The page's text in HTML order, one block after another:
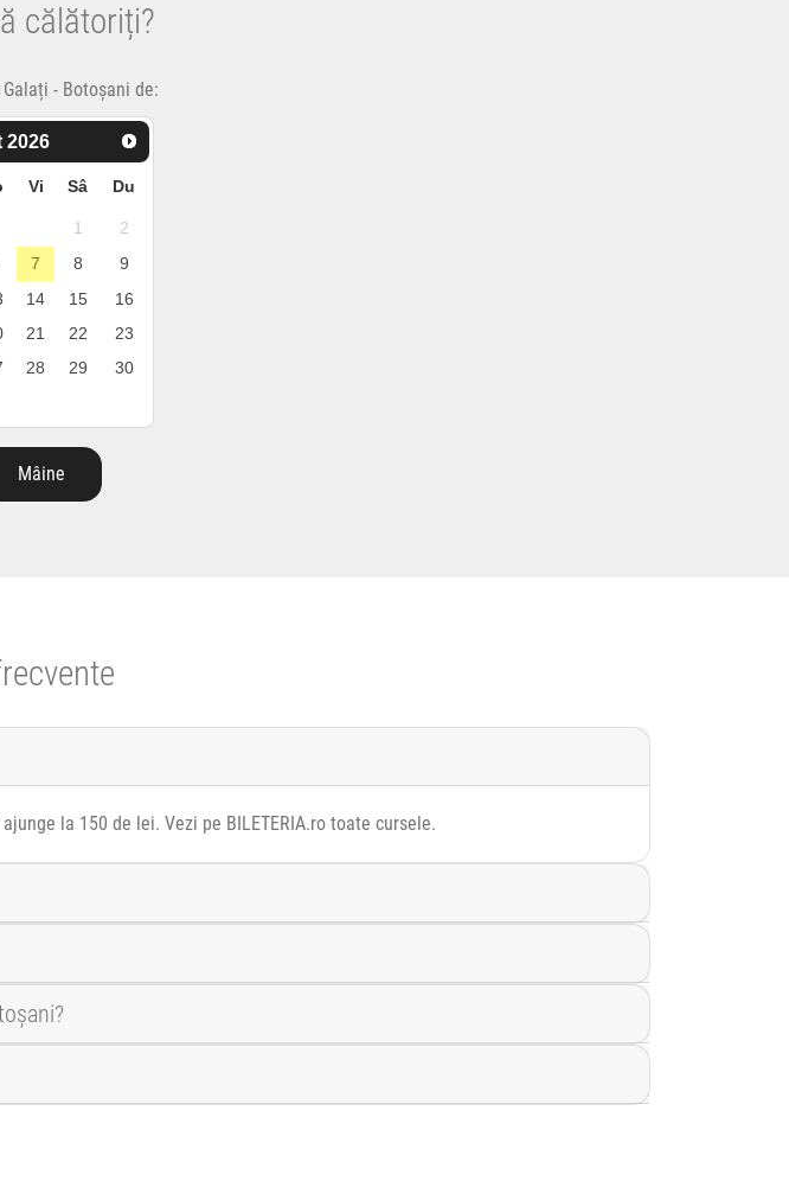
călătoriți?
- Botoșani de:
2026
Vi Sâ Du
1
2
7 8
9
14 15
16
21 22
23
28 29
30
Mâine
la 150 de lei. Vezi pe BILETERIA.ro toate cursele.